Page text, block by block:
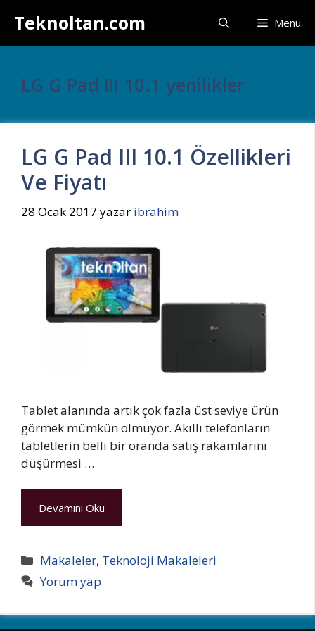
atlaTeknoltan.com Menu
LG G Pad III 10.1 yenilikler
LG G Pad III 10.1 Özellikleri
Ve Fiyatı
28 Ocak 2017 yazar ibrahim
Tablet alanında artık çok fazla üst seviye ürün
görmek mümkün olmuyor. Akıllı telefonların
tabletlerin belli bir oranda satış rakamlarını
düşürmesi …
Devamını Oku
Kategoriler
Makaleler, Teknoloji Makaleleri
Yorum yap